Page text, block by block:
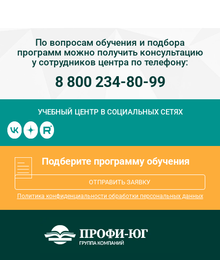
По вопросам обучения и подбора
программ можно получить консультацию
у сотрудников центра по телефону:
8 800 234-80-99
УЧЕБНЫЙ ЦЕНТР В СОЦИАЛЬНЫХ СЕТЯХ
Подберите программу обучения
ОТПРАВИТЬ ЗАЯВКУ
Политика конфиденциальности обработки персональных данных